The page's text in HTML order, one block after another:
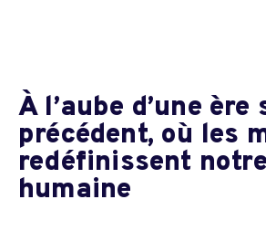
À l’aube d’une ère
précédent, où les
redéfinissent
humaine